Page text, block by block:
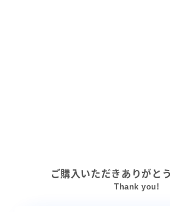
ご購入いただきありがと
Thank you!